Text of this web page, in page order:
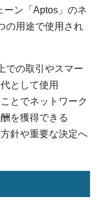
ーン「Aptos」のネ
の用途で使用され
での取引やスマー
として使用
とでネットワーク
を獲得できる
針や重要な決定へ